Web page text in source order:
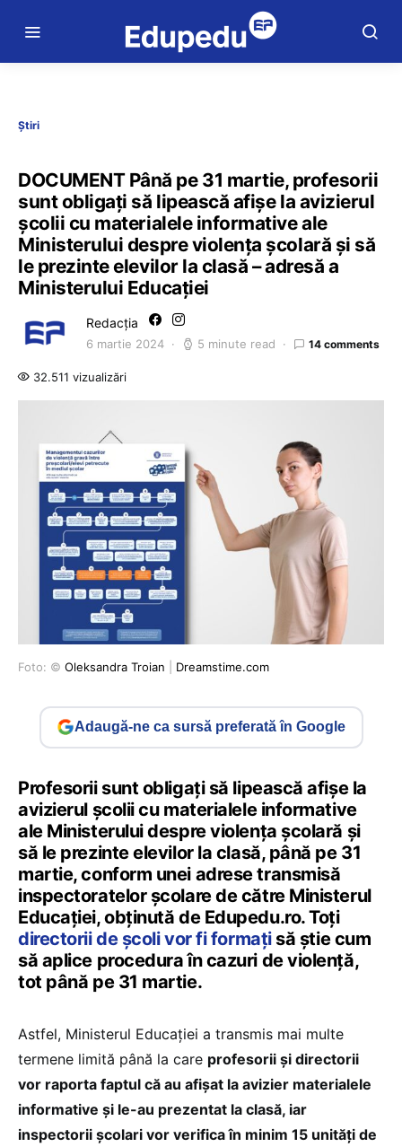
Știri
DOCUMENT Până pe 31 martie, profesorii
sunt obligați să lipească afișe la avizierul
școlii cu materialele informative ale
Ministerului despre violența școlară și să
le prezinte elevilor la clasă – adresă a
Ministerului Educației
Redacția
6 martie 2024 5 minute read 14 comments
32.511 vizualizări
Foto: © Oleksandra Troian Dreamstime.com
Adaugă-ne ca sursă preferată în Google
Profesorii sunt obligați să lipească afișe la
avizierul școlii cu materialele informative
ale Ministerului despre violența școlară și
să le prezinte elevilor la clasă, până pe 31
martie, conform unei adrese transmisă
inspectoratelor școlare de către Ministerul
Educației, obținută de Edupedu.ro. Toți
directorii de școli vor fi formațisă știe cum
să aplice procedura în cazuri de violență,
tot până pe 31 martie.
Astfel, Ministerul Educației a transmis mai multe
termene limită până la care profesorii și directorii
vor raporta faptul că au afișat la avizier materialele
informative și le-au prezentat la clasă, iar
inspectorii școlari vor verifica în minim 15 unităţi de